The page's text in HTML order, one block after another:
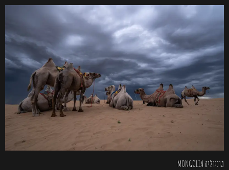
מונגוליה MONGOLIA